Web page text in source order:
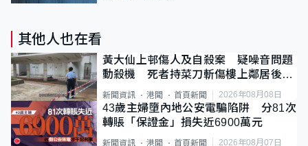
其他人也在看
黃大仙上邨傷人及自殺案 疑噪音問題
動殺機 死者持菜刀斬傷樓上鄰居後墮
斃
新聞資訊 港聞 首頁新聞 2026年08月08日
43歲主婦墮內地公安電騙陷阱 分81次
轉賬「保證金」損失近6900萬元
新聞資訊 港聞 首頁新聞 2026年08月07日